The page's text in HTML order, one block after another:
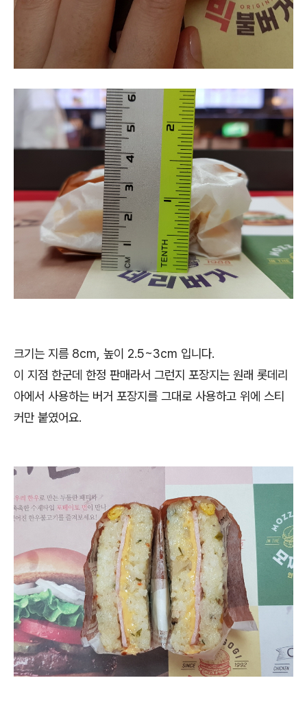
크기는 지름 8cm, 높이 2.5~3cm 입니다.
이 지점 한군데 한정 판매라서 그런지 포장지는 원래 롯데리
아에서 사용하는 버거 포장지를 그대로 사용하고 위에 스티
커만 붙였어요.